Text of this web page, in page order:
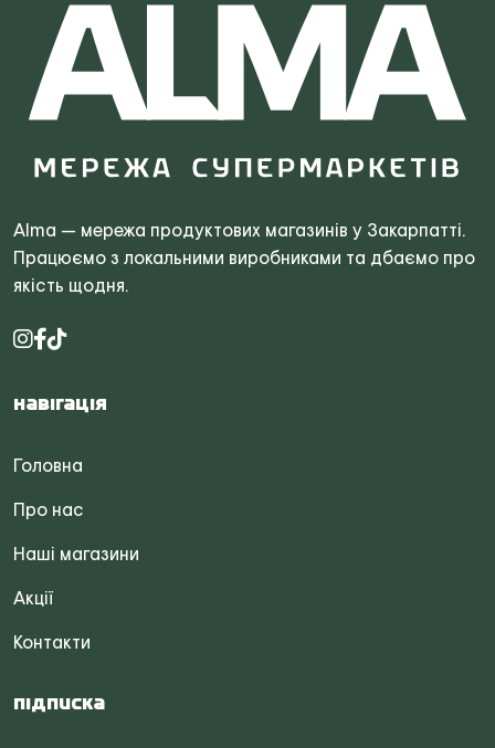
Alma — мережа продуктових магазинів у Закарпатті.
Працюємо з локальними виробниками та дбаємо про
якість щодня.
Навігація
Головна
Про нас
Наші магазини
Акції
Контакти
Підписка